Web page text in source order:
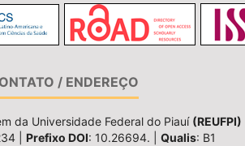
/ ENDEREÇO
da Universidade Federal do Piauí (REUFPI)
| Prefixo DOI: 10.26694. | Qualis: B1